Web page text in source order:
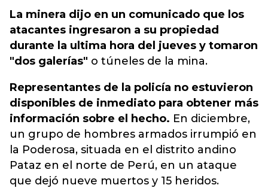
La minera dijo en un comunicado que los
atacantes ingresaron a su propiedad
durante la ultima hora del jueves y tomaron
"dos galerías" o túneles de la mina.
Representantes de la policía no estuvieron
disponibles de inmediato para obtener más
información sobre el hecho. En diciembre,
un grupo de hombres armados irrumpió en
la Poderosa, situada en el distrito andino
Pataz en el norte de Perú, en un ataque
que dejó nueve muertos y 15 heridos.